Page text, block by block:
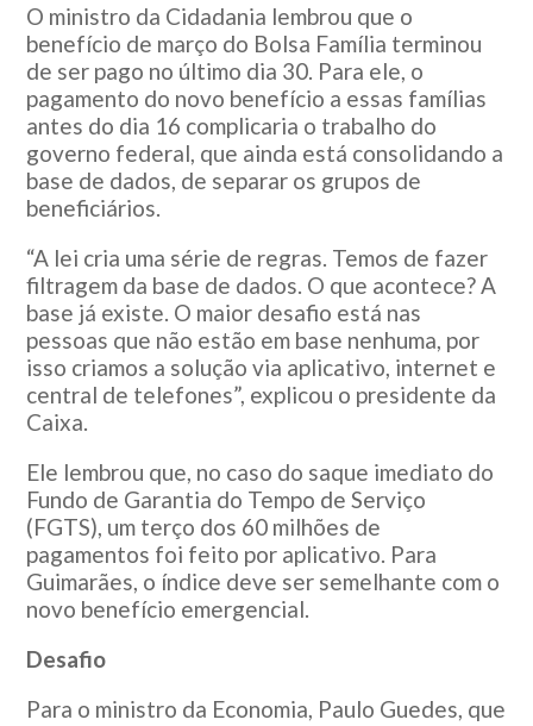
O ministro da Cidadania lembrou que o
benefício de março do Bolsa Família terminou
de ser pago no último dia 30. Para ele, o
pagamento do novo benefício a essas famílias
antes do dia 16 complicaria o trabalho do
governo federal, que ainda está consolidando a
base de dados, de separar os grupos de
beneficiários.
“A lei cria uma série de regras. Temos de fazer
filtragem da base de dados. O que acontece? A
base já existe. O maior desafio está nas
pessoas que não estão em base nenhuma, por
isso criamos a solução via aplicativo, internet e
central de telefones”, explicou o presidente da
Caixa.
Ele lembrou que, no caso do saque imediato do
Fundo de Garantia do Tempo de Serviço
(FGTS), um terço dos 60 milhões de
pagamentos foi feito por aplicativo. Para
Guimarães, o índice deve ser semelhante com o
novo benefício emergencial.
Desafio
Para o ministro da Economia, Paulo Guedes, que